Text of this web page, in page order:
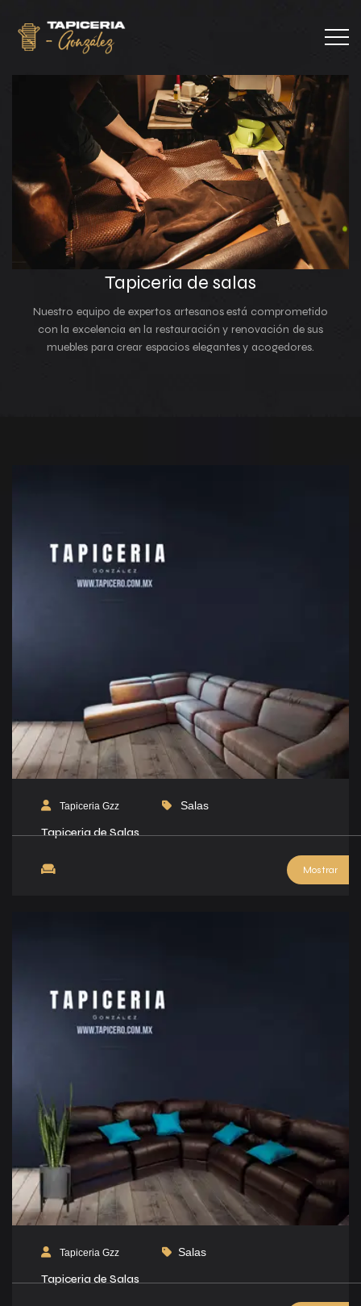
Tapiceria de salas
Nuestro equipo de expertos artesanos está comprometido
con la excelencia en la restauración y renovación de sus
muebles para crear espacios elegantes y acogedores.
Tapiceria Gzz Salas
Tapiceria de Salas
Mostrar
Tapiceria Gzz Salas
Tapiceria de Salas